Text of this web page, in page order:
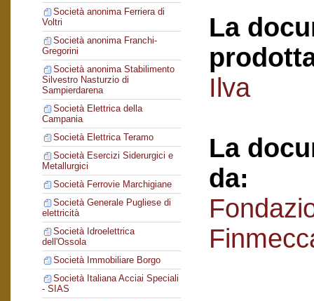
Società anonima Ferriera di
Voltri
Società anonima Franchi-
Gregorini
Società anonima Stabilimento
Silvestro Nasturzio di
Sampierdarena
Società Elettrica della
Campania
Società Elettrica Teramo
Società Esercizi Siderurgici e
Metallurgici
Società Ferrovie Marchigiane
Società Generale Pugliese di
elettricità
Società Idroelettrica
dell'Ossola
Società Immobiliare Borgo
Società Italiana Acciai Speciali
- SIAS
La
Ilva
La
da: